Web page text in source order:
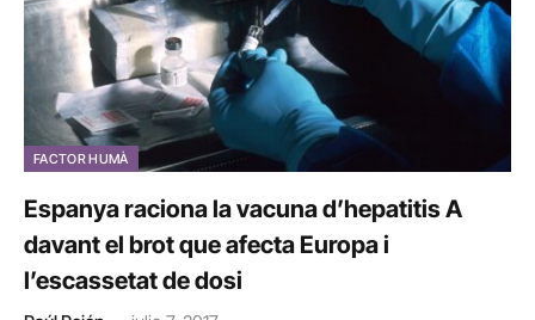
FACTOR HUMÀ
Espanya raciona la vacuna d’hepatitis A
davant el brot que afecta Europa i
l’escassetat de dosi